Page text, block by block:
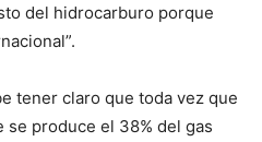
del hidrocarburo porque
tener claro que toda vez que
produce el 38% del gas